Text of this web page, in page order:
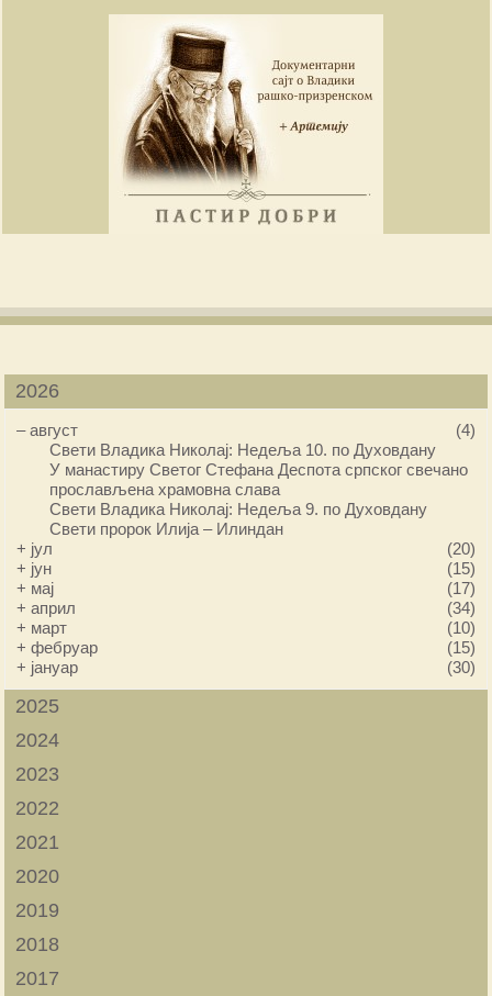
2026
–август
(4)
Свети Владика Николај: Недеља 10. по Духовдану
У манастиру Светог Стефана Деспота српског свечано
прослављена храмовна слава
Свети Владика Николај: Недеља 9. по Духовдану
Свети пророк Илија – Илиндан
+ јул
(20)
+ јун
(15)
+ мај
(17)
+април
(34)
+ март
(10)
+фебруар
(15)
+ јануар (30)
2025
2024
2023
2022
2021
2020
2019
2018
2017